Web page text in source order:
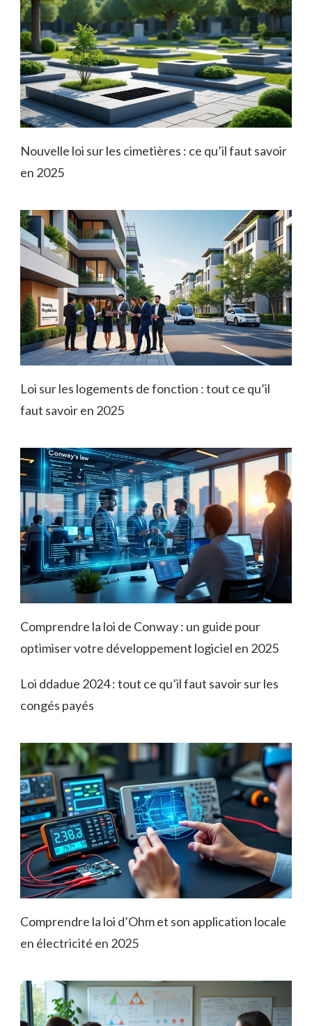
Nouvelle loi sur les cimetières : ce qu’il faut savoir
en 2025
Loi sur les logements de fonction : tout ce qu’il
faut savoir en 2025
Comprendre la loi de Conway : un guide pour
optimiser votre développement logiciel en 2025
Loi ddadue 2024 : tout ce qu’il faut savoir sur les
congés payés
Comprendre la loi d’Ohm et son application locale
en électricité en 2025